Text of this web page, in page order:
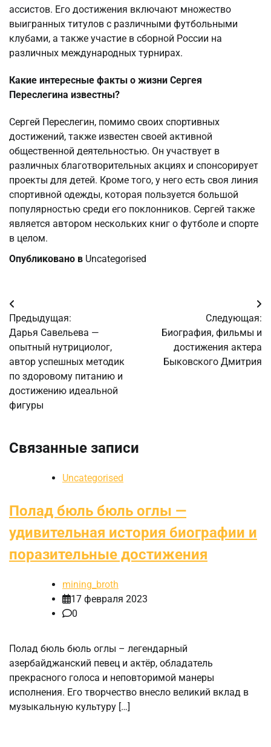
ассистов. Его достижения включают множество
выигранных титулов с различными футбольными
клубами, а также участие в сборной России на
различных международных турнирах.
Какие интересные факты о жизни Сергея
Переслегина известны?
Сергей Переслегин, помимо своих спортивных
достижений, также известен своей активной
общественной деятельностью. Он участвует в
различных благотворительных акциях и спонсорирует
проекты для детей. Кроме того, у него есть своя линия
спортивной одежды, которая пользуется большой
популярностью среди его поклонников. Сергей также
является автором нескольких книг о футболе и спорте
в целом.
Опубликовано в Uncategorised
Навигация
по
записям
Предыдущая:
Дарья Савельева —
опытный нутрициолог,
автор успешных методик
по здоровому питанию и
достижению идеальной
фигуры
Следующая:
Биография, фильмы и
достижения актера
Быковского Дмитрия
Связанные записи
Uncategorised
Полад бюль бюль оглы —
удивительная история биографии и
поразительные достижения
mining_broth
17 февраля 2023
0
Полад бюль бюль оглы – легендарный
азербайджанский певец и актёр, обладатель
прекрасного голоса и неповторимой манеры
исполнения. Его творчество внесло великий вклад в
музыкальную культуру […]